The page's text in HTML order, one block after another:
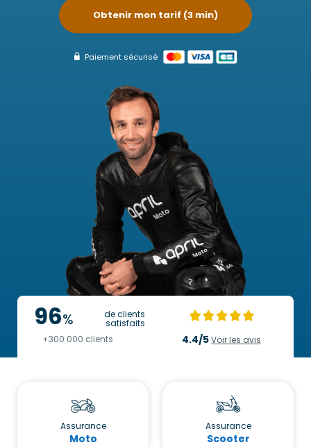
Obtenir mon tarif (3 min)
Paiement sécurisé
96% de clients
satisfaits
+300 000 clients
4.4/5Voir les avis
Assurance
Moto
Assurance
Scooter